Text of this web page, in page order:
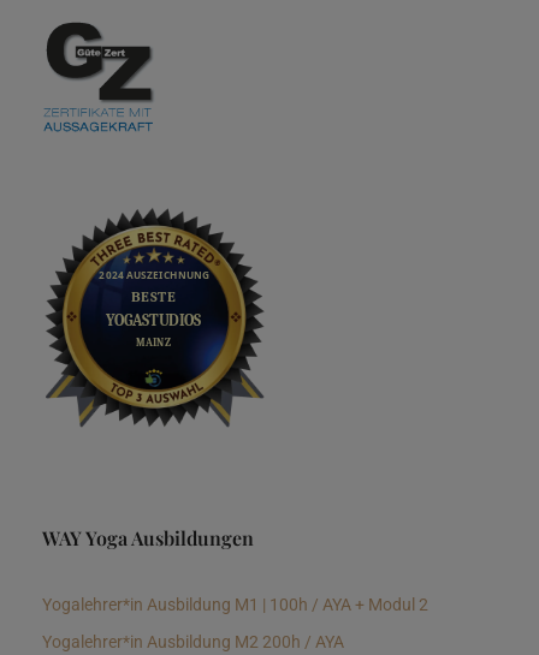
WAY Yoga Ausbildungen
Yogalehrer*in Ausbildung M1 | 100h / AYA + Modul 2
Yogalehrer*in Ausbildung M2 200h / AYA